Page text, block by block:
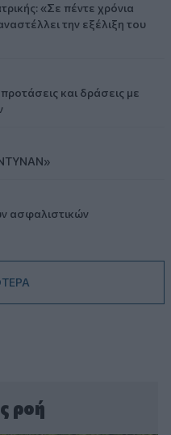
«Σε πέντε χρόνια
την εξέλιξη του
και δράσεις με
ασφαλιστικών
ροή